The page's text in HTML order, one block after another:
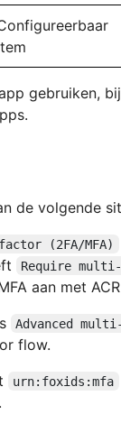
gebruiken,
de volgende
(2FA/MFA)
Require
aan met ACR
Advanced
flow.
urn:foxids:mfa